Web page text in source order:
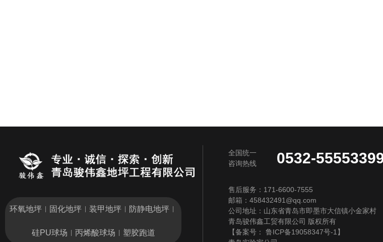
环氧地坪 固化地坪 装甲地坪 防静电地坪
硅PU球场 丙烯酸球场 塑胶跑道
全国统一
咨询热线
0532-
售后服务：171-6600-7555
邮箱：458432491@qq.com
公司地址：山东省青岛市即墨市大信镇小金家村
青岛骏伟鑫工贸有限公司 版权所有
【备案号：鲁ICP备19058347号-1】